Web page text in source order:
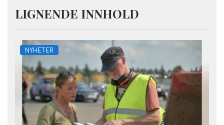
LIGNENDE INNHOLD
NYHETER